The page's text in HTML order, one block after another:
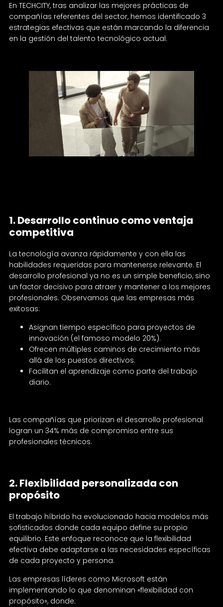
En TECHCITY, tras analizar las mejores prácticas de
compañías referentes del sector, hemos identificado 3
estrategias efectivas que están marcando la diferencia
en la gestión del talento tecnológico actual.
1. Desarrollo continuo como ventaja
competitiva
La tecnología avanza rápidamente y con ella las
habilidades requeridas para mantenerse relevante. El
desarrollo profesional ya no es un simple beneficio, sino
un factor decisivo para atraer y mantener a los mejores
profesionales. Observamos que las empresas más
exitosas:
Asignan tiempo específico para proyectos de
innovación (el famoso modelo 20%).
Ofrecen múltiples caminos de crecimiento más
allá de los puestos directivos.
Facilitan el aprendizaje como parte del trabajo
diario.
Las compañías que priorizan el desarrollo profesional
logran un 34% más de compromiso entre sus
profesionales técnicos.
2. Flexibilidad personalizada con
propósito
El trabajo híbrido ha evolucionado hacia modelos más
sofisticados donde cada equipo define su propio
equilibrio. Este enfoque reconoce que la flexibilidad
efectiva debe adaptarse a las necesidades específicas
de cada proyecto y persona.
Las empresas líderes como Microsoft están
implementando lo que denominan «flexibilidad con
propósito», donde: